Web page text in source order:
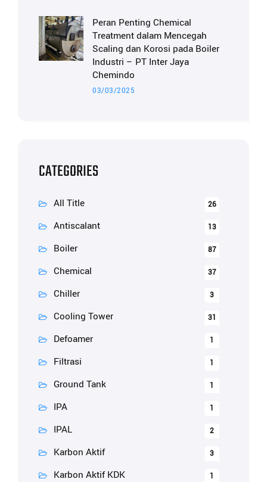
Peran Penting Chemical
Treatment dalam Mencegah
Scaling dan Korosi pada Boiler
Industri – PT Inter Jaya
Chemindo
03/03/2025
CATEGORIES
All Title 26
Antiscalant 13
Boiler 87
Chemical 37
Chiller 3
Cooling Tower 31
Defoamer 1
Filtrasi 1
Ground Tank 1
IPA 1
IPAL 2
Karbon Aktif 3
Karbon Aktif KDK 1